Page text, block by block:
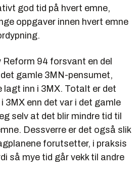
god tid på hvert emne,
oppgaver innen hvert emne
Reform 94 forsvant en del
gamle 3MN-pensumet,
lagt inn i 3MX. Totalt er det
3MX enn det var i det gamle
selv at det blir mindre tid til
Dessverre er det også slik
forutsetter, i praksis
så mye tid går vekk til andre